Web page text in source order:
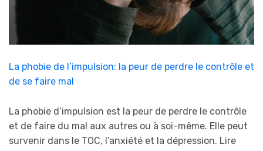
La phobie de l’impulsion: la peur de perdre le contrôle et
de se faire mal
La phobie d’impulsion est la peur de perdre le contrôle
et de faire du mal aux autres ou à soi-même. Elle peut
survenir dans le TOC, l’anxiété et la dépression. Lire